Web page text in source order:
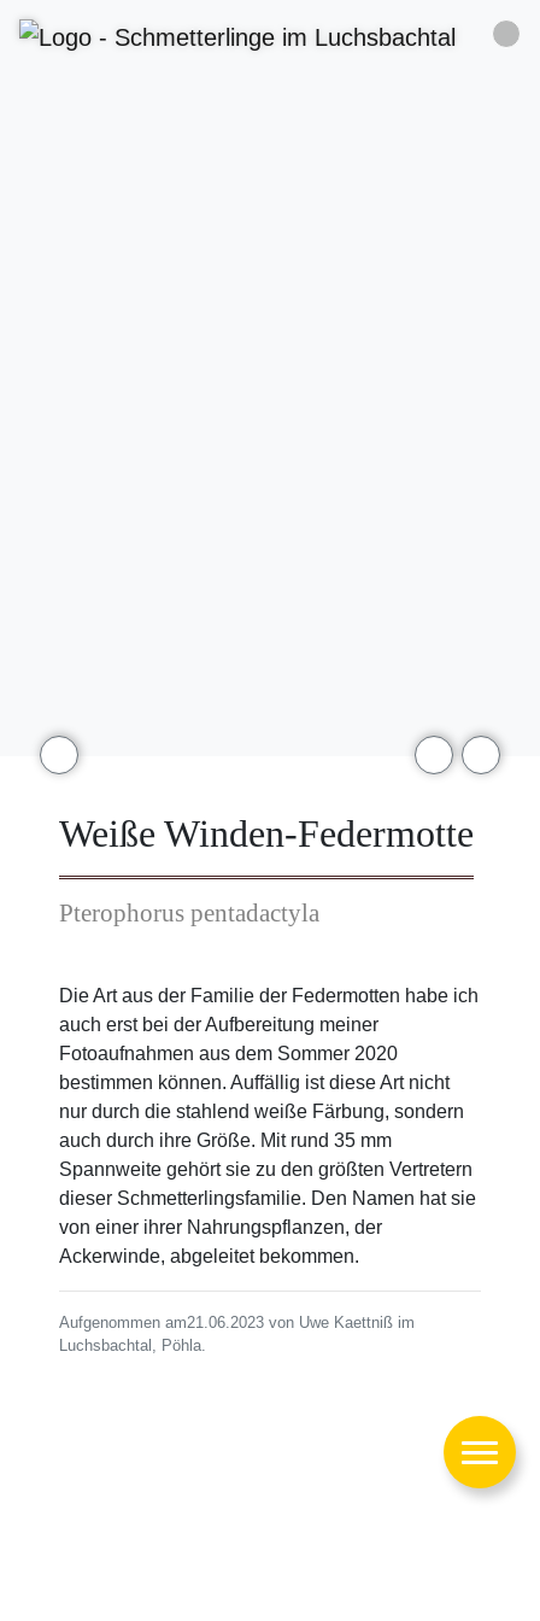
Weiße Winden-Federmotte
Pterophorus pentadactyla
Die Art aus der Familie der Federmotten habe ich
auch erst bei der Aufbereitung meiner
Fotoaufnahmen aus dem Sommer 2020
bestimmen können. Auffällig ist diese Art nicht
nur durch die stahlend weiße Färbung, sondern
auch durch ihre Größe. Mit rund 35 mm
Spannweite gehört sie zu den größten Vertretern
dieser Schmetterlingsfamilie. Den Namen hat sie
von einer ihrer Nahrungspflanzen, der
Ackerwinde, abgeleitet bekommen.
Aufgenommen am21.06.2023 von Uwe Kaettniß im
Luchsbachtal, Pöhla.